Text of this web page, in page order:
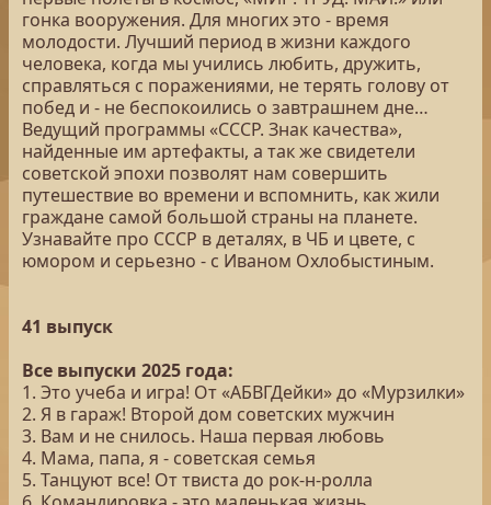
гонка вооружения. Для многих это - время
молодости. Лучший период в жизни каждого
человека, когда мы учились любить, дружить,
справляться с поражениями, не терять голову от
побед и - не беспокоились о завтрашнем дне…
Ведущий программы «СССР. Знак качества»,
найденные им артефакты, а так же свидетели
советской эпохи позволят нам совершить
путешествие во времени и вспомнить, как жили
граждане самой большой страны на планете.
Узнавайте про СССР в деталях, в ЧБ и цвете, с
юмором и серьезно - с Иваном Охлобыстиным.
41 выпуск
Все выпуски 2025 года:
1. Это учеба и игра! От «АБВГДейки» до «Мурзилки»
2. Я в гараж! Второй дом советских мужчин
3. Вам и не снилось. Наша первая любовь
4. Мама, папа, я - советская семья
5. Танцуют все! От твиста до рок-н-ролла